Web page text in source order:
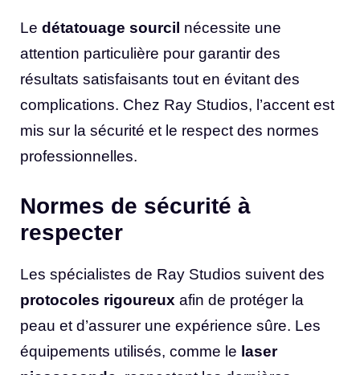
Le détatouage sourcil nécessite une
attention particulière pour garantir des
résultats satisfaisants tout en évitant des
complications. Chez Ray Studios, l’accent est
mis sur la sécurité et le respect des normes
professionnelles.
Normes de sécurité à
respecter
Les spécialistes de Ray Studios suivent des
protocoles rigoureux afin de protéger la
peau et d’assurer une expérience sûre. Les
équipements utilisés, comme le laser